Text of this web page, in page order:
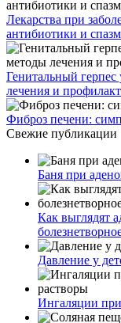
Лекарства при
антибиотики и
Генитальный
лечения и
Фиброз печени:
Свежие публикации
Баня при
Как выглядят
Давление у
Ингаляции при